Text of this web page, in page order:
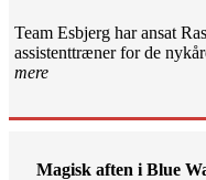
Team Esbjerg har ansat
assistenttræner for de
mere
Magisk aften i Blue